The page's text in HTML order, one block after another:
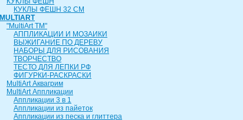
КУКЛЫ ФЕШН 32 СМ
MULTIART
"MultiArt ТМ"
АППЛИКАЦИИ И МОЗАИКИ
ВЫЖИГАНИЕ ПО ДЕРЕВУ
НАБОРЫ ДЛЯ РИСОВАНИЯ
ТВОРЧЕСТВО
ТЕСТО ДЛЯ ЛЕПКИ РФ
ФИГУРКИ-РАСКРАСКИ
MultiArt Аквагрим
MultiArt Аппликации
Аппликации 3 в 1
Аппликации из пайеток
Аппликации из песка и глиттера